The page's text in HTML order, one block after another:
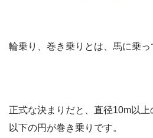
輪乗り、巻き乗りとは、馬に乗っ
正式な決まりだと、直径10m以
以下の円が巻き乗りです。